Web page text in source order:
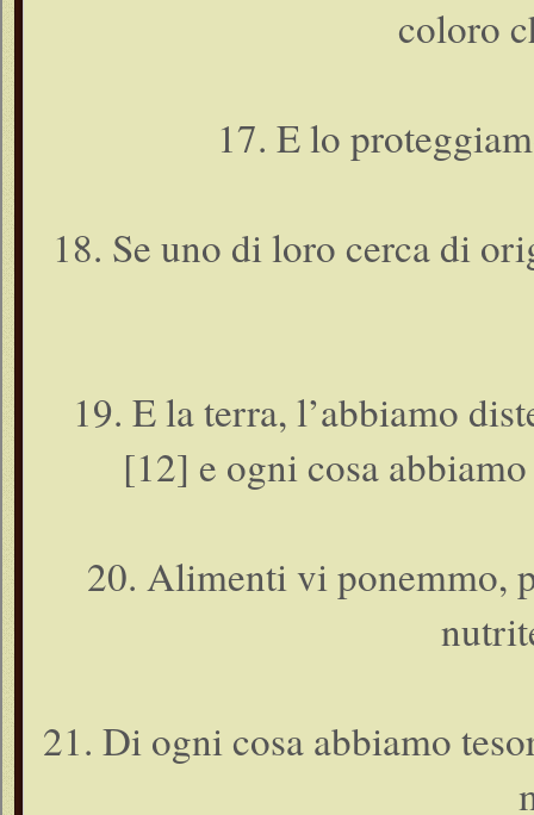
coloro
17. E lo
18. Se uno di loro cerca di
19. E la terra, l’abbiamo
[12] e ogni cosa
20. Alimenti vi ponemmo,
21. Di ogni cosa abbiamo